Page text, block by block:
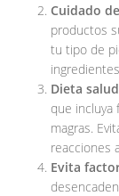
Cuidado
productos
tu tipo de
Dieta
que incluya
magras.
reacciones
Evita